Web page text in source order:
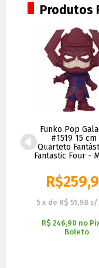
Produtos
Funko Pop
#1519 15 cm
Quarteto
Fantastic Four -
R$
5 x de R$ 51,98 s/
R$ 246,90 no
Boleto